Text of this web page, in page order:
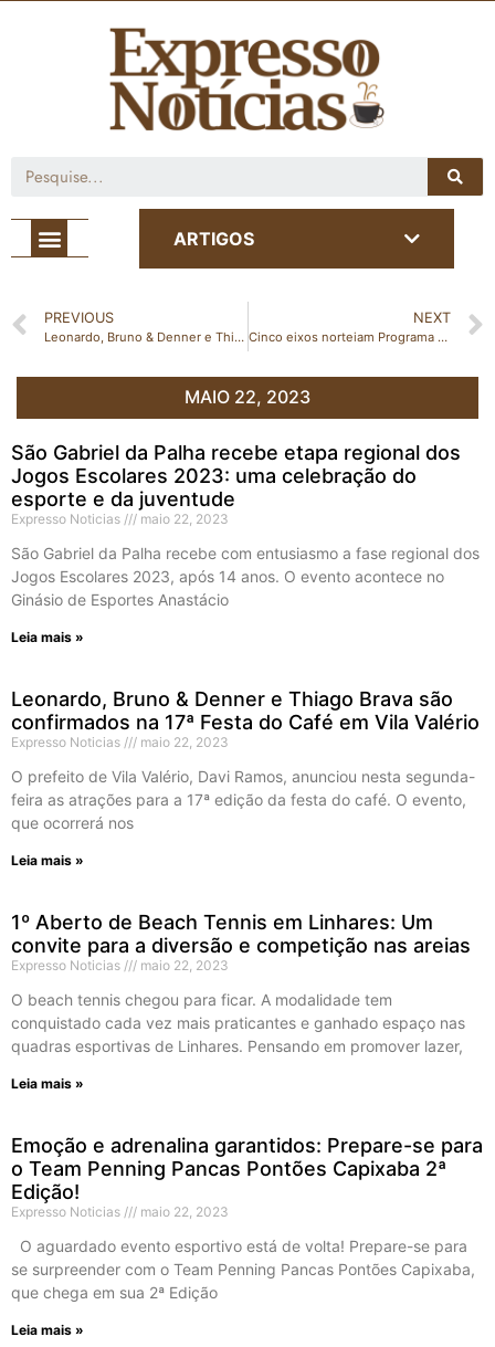
ARTIGOS
PREVIOUS
Leonardo, Bruno & Denner e Thiago Brava são confirmados na 17ª Festa do Café em Vila Valério
NEXT
Cinco eixos norteiam Programa Sustentável da Cafeicultura capixaba
MAIO 22, 2023
São Gabriel da Palha recebe etapa regional dos
Jogos Escolares 2023: uma celebração do
esporte e da juventude
Expresso Noticias maio 22, 2023
São Gabriel da Palha recebe com entusiasmo a fase regional dos
Jogos Escolares 2023, após 14 anos. O evento acontece no
Ginásio de Esportes Anastácio
Leia mais »
Leonardo, Bruno & Denner e Thiago Brava são
confirmados na 17ª Festa do Café em Vila Valério
Expresso Noticias maio 22, 2023
O prefeito de Vila Valério, Davi Ramos, anunciou nesta segunda-
feira as atrações para a 17ª edição da festa do café. O evento,
que ocorrerá nos
Leia mais »
1º Aberto de Beach Tennis em Linhares: Um
convite para a diversão e competição nas areias
Expresso Noticias maio 22, 2023
O beach tennis chegou para ficar. A modalidade tem
conquistado cada vez mais praticantes e ganhado espaço nas
quadras esportivas de Linhares. Pensando em promover lazer,
Leia mais »
Emoção e adrenalina garantidos: Prepare-se para
o Team Penning Pancas Pontões Capixaba 2ª
Edição!
Expresso Noticias maio 22, 2023
O aguardado evento esportivo está de volta! Prepare-se para
se surpreender com o Team Penning Pancas Pontões Capixaba,
que chega em sua 2ª Edição
Leia mais »